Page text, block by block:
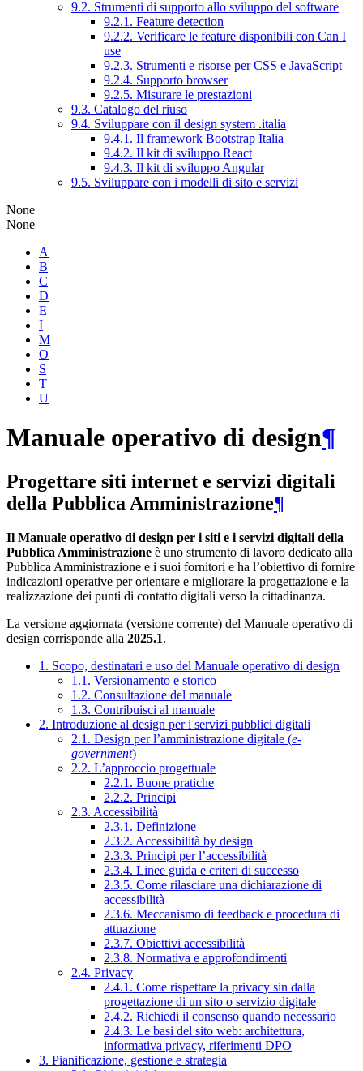
9.2. Strumenti di supporto allo sviluppo del software
9.2.1. Feature detection
9.2.2. Verificare le feature disponibili con Can I
use
9.2.3. Strumenti e risorse per CSS e JavaScript
9.2.4. Supporto browser
9.2.5. Misurare le prestazioni
9.3. Catalogo del riuso
9.4. Sviluppare con il design system .italia
9.4.1. Il framework Bootstrap Italia
9.4.2. Il kit di sviluppo React
9.4.3. Il kit di sviluppo Angular
9.5. Sviluppare con i modelli di sito e servizi
None
None
A
B
C
D
E
I
M
O
S
T
U
Manuale operativo di design¶
Progettare siti internet e servizi digitali
della Pubblica Amministrazione¶
Il Manuale operativo di design per i siti e i servizi digitali della
Pubblica Amministrazione è uno strumento di lavoro dedicato alla
Pubblica Amministrazione e i suoi fornitori e ha l’obiettivo di fornire
indicazioni operative per orientare e migliorare la progettazione e la
realizzazione dei punti di contatto digitali verso la cittadinanza.
La versione aggiornata (versione corrente) del Manuale operativo di
design corrisponde alla 2025.1.
1. Scopo, destinatari e uso del Manuale operativo di design
1.1. Versionamento e storico
1.2. Consultazione del manuale
1.3. Contribuisci al manuale
2. Introduzione al design per i servizi pubblici digitali
2.1. Design per l’amministrazione digitale (e-
government)
2.2. L’approccio progettuale
2.2.1. Buone pratiche
2.2.2. Principi
2.3. Accessibilità
2.3.1. Definizione
2.3.2. Accessibilità by design
2.3.3. Principi per l’accessibilità
2.3.4. Linee guida e criteri di successo
2.3.5. Come rilasciare una dichiarazione di
accessibilità
2.3.6. Meccanismo di feedback e procedura di
attuazione
2.3.7. Obiettivi accessibilità
2.3.8. Normativa e approfondimenti
2.4. Privacy
2.4.1. Come rispettare la privacy sin dalla
progettazione di un sito o servizio digitale
2.4.2. Richiedi il consenso quando necessario
2.4.3. Le basi del sito web: architettura,
informativa privacy, riferimenti DPO
3. Pianificazione, gestione e strategia